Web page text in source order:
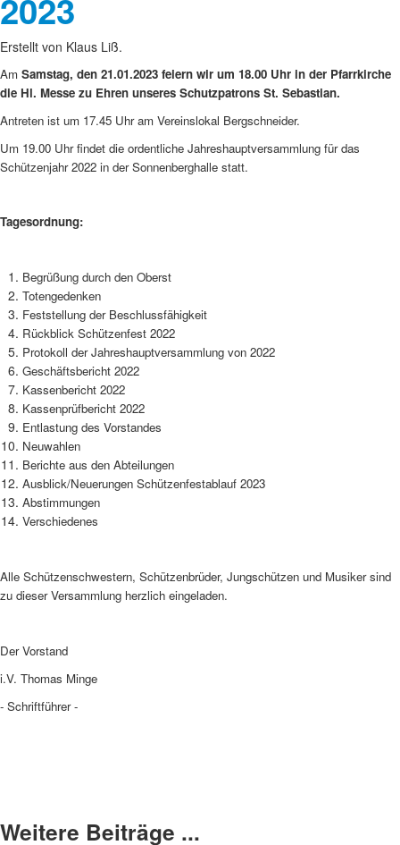
2023
Erstellt von Klaus Liß.
Am Samstag, den 21.01.2023 feiern wir um 18.00 Uhr in der Pfarrkirche
die Hl. Messe zu Ehren unseres Schutzpatrons St. Sebastian.
Antreten ist um 17.45 Uhr am Vereinslokal Bergschneider.
Um 19.00 Uhr findet die ordentliche Jahreshaupt­versammlung für das
Schützenjahr 2022 in der Sonnenberghalle statt.
Tagesordnung:
Begrüßung durch den Oberst
Totengedenken
Feststellung der Beschlussfähigkeit
Rückblick Schützenfest 2022
Protokoll der Jahreshauptversammlung von 2022
Geschäftsbericht 2022
Kassenbericht 2022
Kassenprüfbericht 2022
Entlastung des Vorstandes
Neuwahlen
Berichte aus den Abteilungen
Ausblick/Neuerungen Schützenfestablauf 2023
Abstimmungen
Verschiedenes
Alle Schützenschwestern, Schützenbrüder, Jungschützen und Musiker sind
zu dieser Versammlung herzlich eingeladen.
Der Vorstand
i.V. Thomas Minge
- Schriftführer -
Weitere Beiträge ...